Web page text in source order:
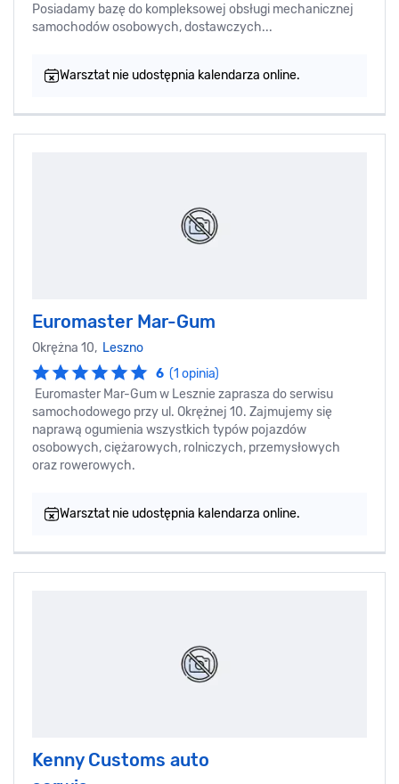
Posiadamy bazę do kompleksowej obsługi mechanicznej
samochodów osobowych, dostawczych...
Warsztat nie udostępnia kalendarza online.
Euromaster Mar-Gum
Okrężna 10, Leszno
6 (1 opinia)
Euromaster Mar-Gum w Lesznie zaprasza do serwisu
samochodowego przy ul. Okrężnej 10. Zajmujemy się
naprawą ogumienia wszystkich typów pojazdów
osobowych, ciężarowych, rolniczych, przemysłowych
oraz rowerowych.
Warsztat nie udostępnia kalendarza online.
Kenny Customs auto